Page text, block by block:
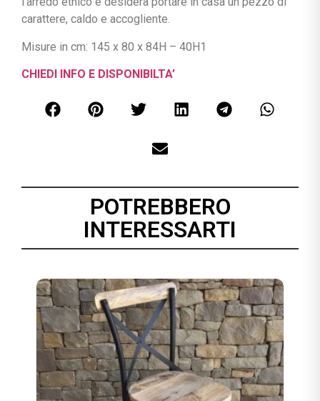
carattere, caldo e accogliente.
Misure in cm: 145 x 80 x 84H – 40H1
CHIEDI INFO E DISPONIBILTA’
POTREBBERO
INTERESSARTI